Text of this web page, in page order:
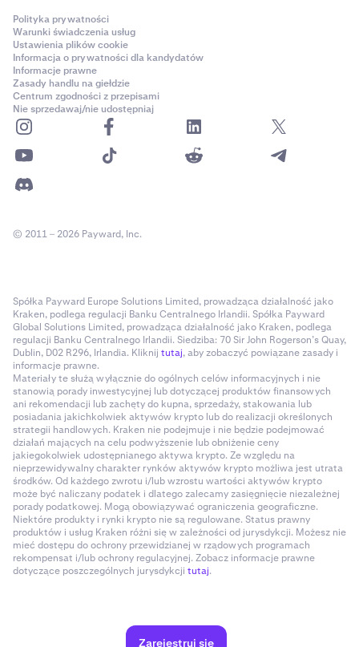
Zarejestruj się
Polityka prywatności
Warunki świadczenia usług
Ustawienia plików cookie
Informacja o prywatności dla kandydatów
Informacje prawne
Zasady handlu na giełdzie
Centrum zgodności z przepisami
Nie sprzedawaj/nie udostępniaj
© 2011 – 2026 Payward, Inc.
Spółka Payward Europe Solutions Limited, prowadząca działalność jako
Kraken, podlega regulacji Banku Centralnego Irlandii. Spółka Payward
Global Solutions Limited, prowadząca działalność jako Kraken, podlega
regulacji Banku Centralnego Irlandii. Siedziba: 70 Sir John Rogerson’s Quay,
Dublin, D02 R296, Irlandia. Kliknij tutaj, aby zobaczyć powiązane zasady i
informacje prawne.
Materiały te służą wyłącznie do ogólnych celów informacyjnych i nie
stanowią porady inwestycyjnej lub dotyczącej produktów finansowych
ani rekomendacji lub zachęty do kupna, sprzedaży, stakowania lub
posiadania jakichkolwiek aktywów krypto lub do realizacji określonych
strategii handlowych. Kraken nie podejmuje i nie będzie podejmować
działań mających na celu podwyższenie lub obniżenie ceny
jakiegokolwiek udostępnianego aktywa krypto. Ze względu na
nieprzewidywalny charakter rynków aktywów krypto możliwa jest utrata
środków. Od każdego zwrotu i/lub wzrostu wartości aktywów krypto
może być naliczany podatek i dlatego zalecamy zasięgnięcie niezależnej
porady podatkowej. Mogą obowiązywać ograniczenia geograficzne.
Niektóre produkty i rynki krypto nie są regulowane. Status prawny
produktów i usług Kraken różni się w zależności od jurysdykcji. Możesz nie
mieć dostępu do ochrony przewidzianej w rządowych programach
rekompensat i/lub ochrony regulacyjnej. Zobacz informacje prawne
dotyczące poszczególnych jurysdykcji tutaj.